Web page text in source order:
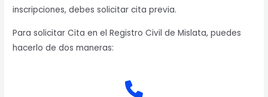
inscripciones, debes solicitar cita previa.
Para solicitar Cita en el Registro Civil de Mislata, puedes
hacerlo de dos maneras: